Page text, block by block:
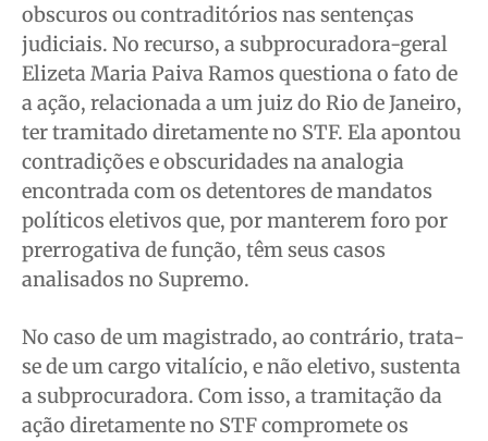
Privacidade
Privacidade
Privacidade
Privacidade
obscuros ou contraditórios nas sentenças
judiciais. No recurso, a subprocuradora-geral
Elizeta Maria Paiva Ramos questiona o fato de
a ação, relacionada a um juiz do Rio de Janeiro,
ter tramitado diretamente no STF. Ela apontou
contradições e obscuridades na analogia
encontrada com os detentores de mandatos
políticos eletivos que, por manterem foro por
prerrogativa de função, têm seus casos
analisados no Supremo.
No caso de um magistrado, ao contrário, trata-
se de um cargo vitalício, e não eletivo, sustenta
a subprocuradora. Com isso, a tramitação da
ação diretamente no STF compromete os